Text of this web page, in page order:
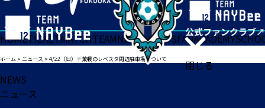
閉じる
HOMETICKETMATCHTEAMNEWSGOODSFANACADEMY
ホーム >ニュース >4/22（日）千葉戦のレベスタ周辺駐車場について
NEWS
ニュース